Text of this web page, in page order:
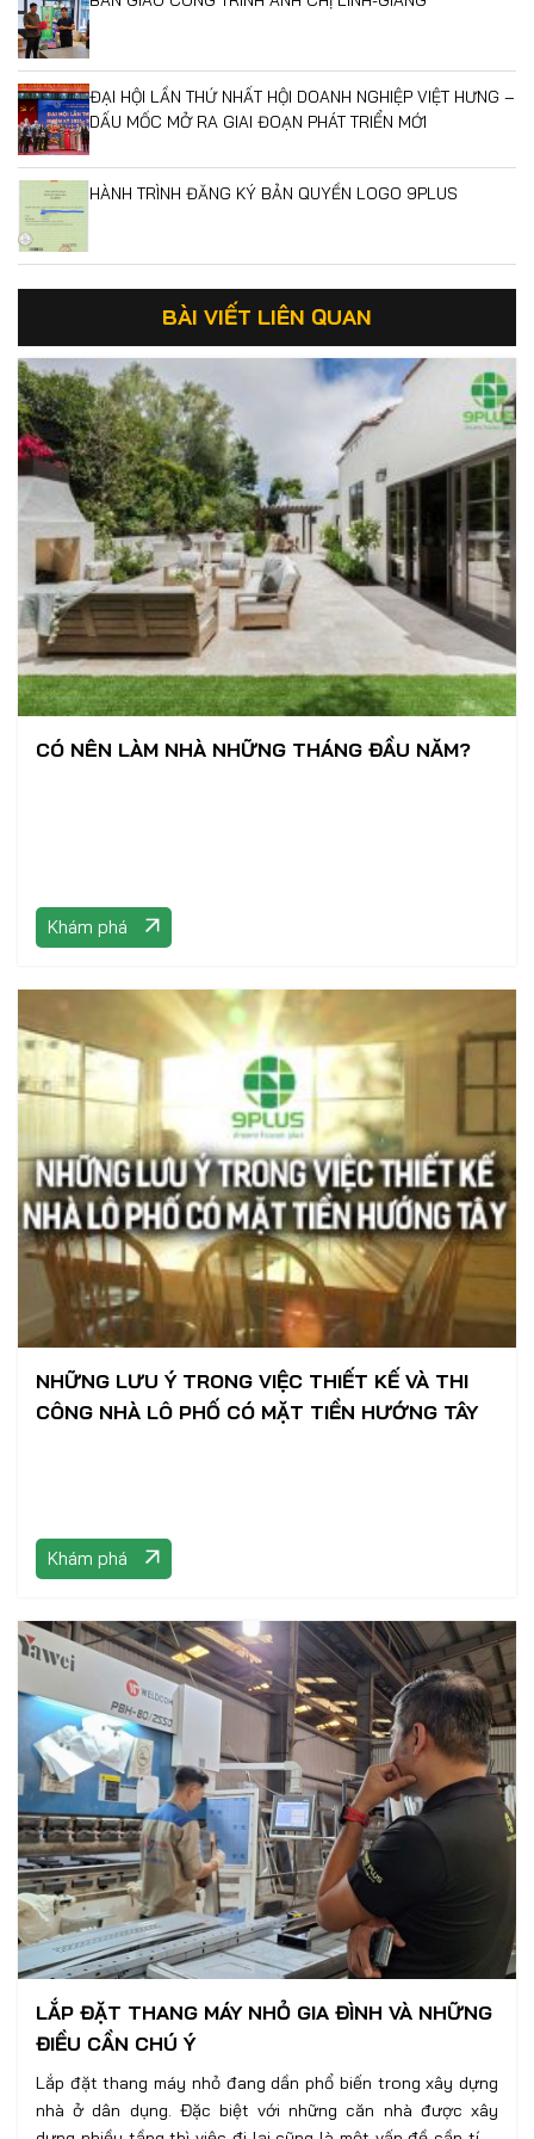
ĐẠI HỘI LẦN THỨ NHẤT HỘI DOANH NGHIỆP VIỆT HƯNG –
DẤU MỐC MỞ RA GIAI ĐOẠN PHÁT TRIỂN MỚI
HÀNH TRÌNH ĐĂNG KÝ BẢN QUYỀN LOGO 9PLUS
BÀI VIẾT LIÊN QUAN
CÓ NÊN LÀM NHÀ NHỮNG THÁNG ĐẦU NĂM?
Khám phá
NHỮNG LƯU Ý TRONG VIỆC THIẾT KẾ VÀ THI
CÔNG NHÀ LÔ PHỐ CÓ MẶT TIỀN HƯỚNG TÂY
Khám phá
LẮP ĐẶT THANG MÁY NHỎ GIA ĐÌNH VÀ NHỮNG
ĐIỀU CẦN CHÚ Ý
Lắp đặt thang máy nhỏ đang dần phổ biến trong xây dựng
nhà ở dân dụng. Đặc biệt với những căn nhà được xây